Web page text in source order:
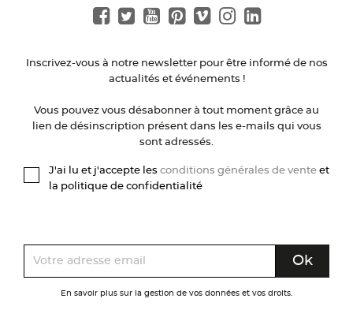
Inscrivez-vous à notre newsletter pour être informé de nos
actualités et événements !
Vous pouvez vous désabonner à tout moment grâce au
lien de désinscription présent dans les e-mails qui vous
sont adressés.
J'ai lu et j'accepte les conditions générales de vente et
la politique de confidentialité
En savoir plus sur la gestion de vos données et vos droits.